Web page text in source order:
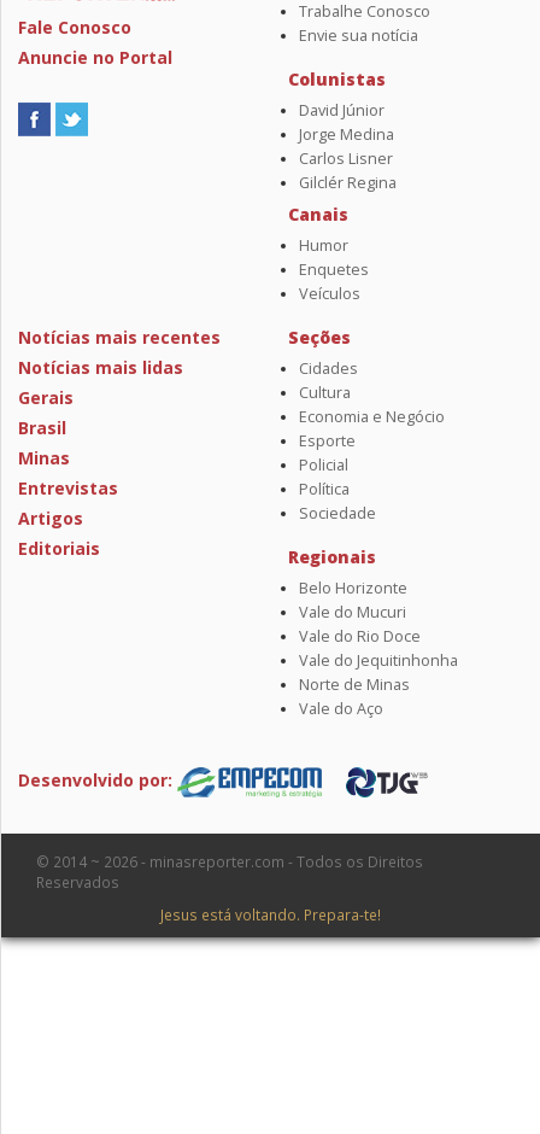
Fale Conosco
Anuncie no Portal
Trabalhe Conosco
Envie sua notícia
Colunistas
David Júnior
Jorge Medina
Carlos Lisner
Gilclér Regina
Canais
Humor
Enquetes
Veículos
Notícias mais recentes
Notícias mais lidas
Gerais
Brasil
Minas
Entrevistas
Artigos
Editoriais
Seções
Cidades
Cultura
Economia e Negócio
Esporte
Policial
Política
Sociedade
Regionais
Belo Horizonte
Vale do Mucuri
Vale do Rio Doce
Vale do Jequitinhonha
Norte de Minas
Vale do Aço
Desenvolvido por:
© 2014 ~ 2026 - minasreporter.com - Todos os Direitos
Reservados
Jesus está voltando. Prepara-te!